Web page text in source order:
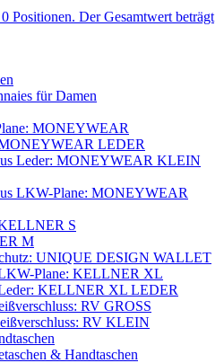
Positionen. Der Gesamtwert beträgt
für Damen
MONEYWEAR
MONEYWEAR LEDER
Leder: MONEYWEAR KLEIN
LKW-Plane: MONEYWEAR
S
M
UNIQUE DESIGN WALLET
Plane: KELLNER XL
KELLNER XL LEDER
RV GROSS
RV KLEIN
& Handtaschen